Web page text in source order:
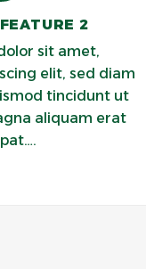
2
sit amet,
elit, sed diam
tincidunt ut
aliquam erat